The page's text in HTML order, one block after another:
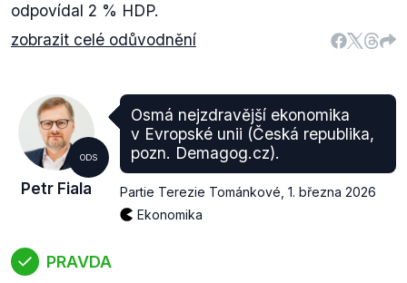
odpovídal 2 % HDP.
zobrazit celé odůvodnění
ODS
Petr Fiala
Osmá nejzdravější ekonomika
v Evropské unii (Česká republika,
pozn. Demagog.cz).
Partie Terezie Tománkové 1. března 2026
Ekonomika
PRAVDA